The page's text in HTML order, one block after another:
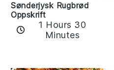
Sønderjysk Rugbrød
Oppskrift
1 Hours 30
Minutes